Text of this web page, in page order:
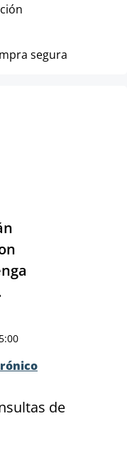
segura
de